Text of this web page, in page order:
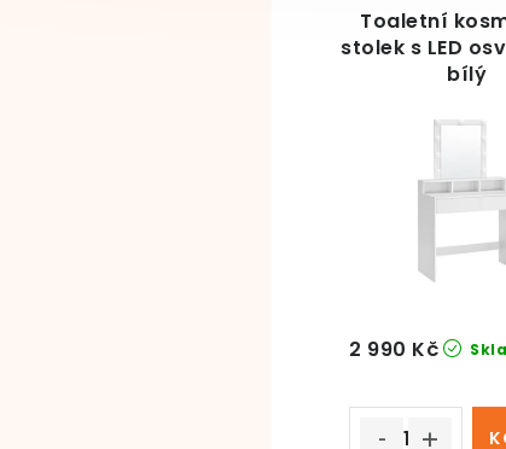
Toaletní
stolek s LED
bílý
2 990 Kč